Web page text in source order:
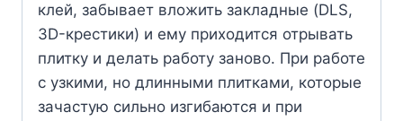
клей, забывает вложить закладные (DLS,
3D-крестики) и ему приходится отрывать
плитку и делать работу заново. При работе
с узкими, но длинными плитками, которые
зачастую сильно изгибаются и при